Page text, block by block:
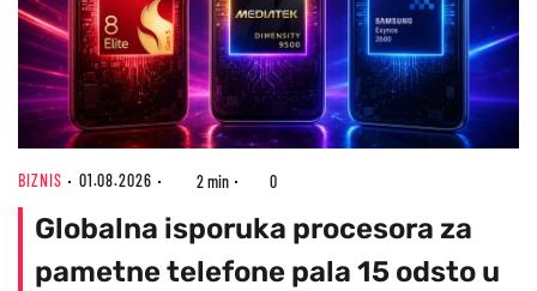
BIZNIS 01.08.2026 2 min 0
Globalna isporuka procesora za
pametne telefone pala 15 odsto u